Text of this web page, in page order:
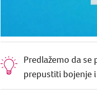
Predlažemo da
prepustiti bojenje